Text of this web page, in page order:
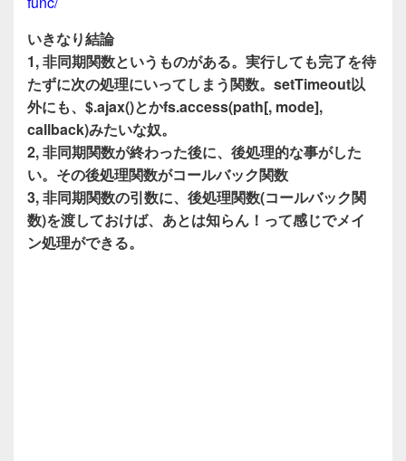
k
いきなり結論
1, 非同期関数というものがある。実行しても完了を待
たずに次の処理にいってしまう関数。setTimeout以
外にも、$.ajax()とかfs.access(path[, mode],
callback)みたいな奴。
2, 非同期関数が終わった後に、後処理的な事がした
い。その後処理関数がコールバック関数
3, 非同期関数の引数に、後処理関数(コールバック関
数)を渡しておけば、あとは知らん！って感じでメイ
ン処理ができる。